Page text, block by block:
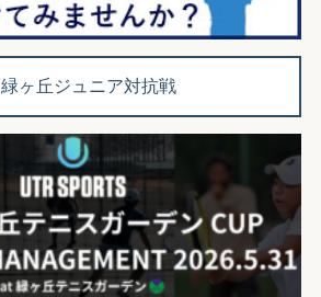
緑ヶ丘ジュニア対抗戦